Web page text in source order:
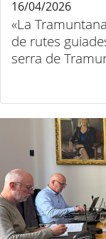
«La
de rutes
serra de
16/04/2026